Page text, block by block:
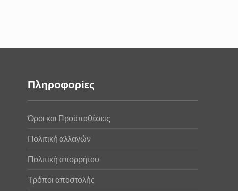
Πληροφορίες
Όροι και Προϋποθέσεις
Πολιτική αλλαγών
Πολιτική απορρήτου
Τρόποι αποστολής